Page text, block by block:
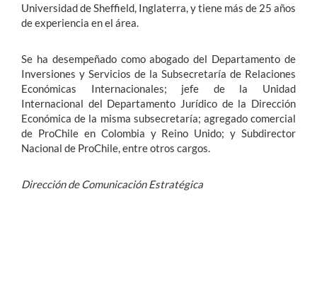
Universidad de Sheffield, Inglaterra, y tiene más de 25 años
de experiencia en el área.
Se ha desempeñado como abogado del Departamento de
Inversiones y Servicios de la Subsecretaría de Relaciones
Económicas Internacionales; jefe de la Unidad
Internacional del Departamento Jurídico de la Dirección
Económica de la misma subsecretaría; agregado comercial
de ProChile en Colombia y Reino Unido; y Subdirector
Nacional de ProChile, entre otros cargos.
Dirección de Comunicación Estratégica